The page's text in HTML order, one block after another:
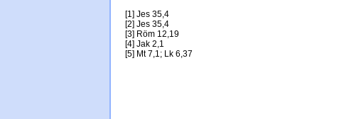
[1] Jes 35,4
[2] Jes 35,4
[3] Röm 12,19
[4] Jak 2,1
[5] Mt 7,1; Lk 6,37